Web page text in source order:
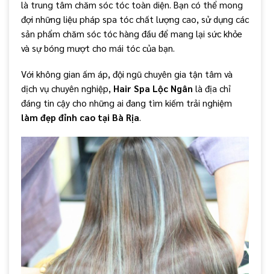
là trung tâm chăm sóc tóc toàn diện. Bạn có thể mong
đợi những liệu pháp spa tóc chất lượng cao, sử dụng các
sản phẩm chăm sóc tóc hàng đầu để mang lại sức khỏe
và sự bóng mượt cho mái tóc của bạn.
Với không gian ấm áp, đội ngũ chuyên gia tận tâm và
dịch vụ chuyên nghiệp, Hair Spa Lộc Ngân là địa chỉ
đáng tin cậy cho những ai đang tìm kiếm trải nghiệm
làm đẹp đỉnh cao tại Bà Rịa.